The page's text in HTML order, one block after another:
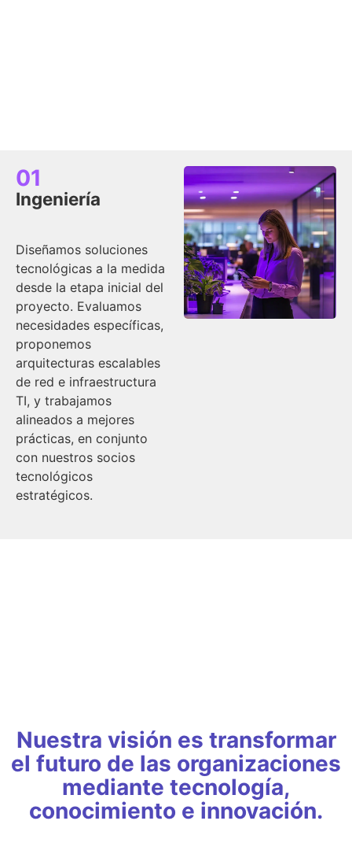
01
Ingeniería
Diseñamos soluciones
tecnológicas a la medida
desde la etapa inicial del
proyecto. Evaluamos
necesidades específicas,
proponemos
arquitecturas escalables
de red e infraestructura
TI, y trabajamos
alineados a mejores
prácticas, en conjunto
con nuestros socios
tecnológicos
estratégicos.
Nuestra visión es transformar
el futuro de las organizaciones
mediante tecnología,
conocimiento e innovación.